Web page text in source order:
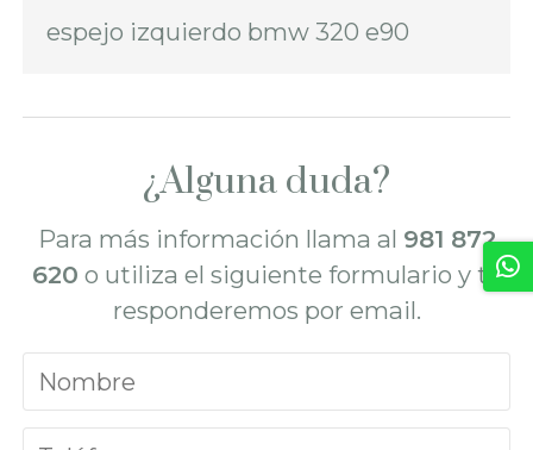
espejo izquierdo bmw 320 e90
¿Alguna duda?
Para más información llama al 981 872
620 o utiliza el siguiente formulario y te
responderemos por email.